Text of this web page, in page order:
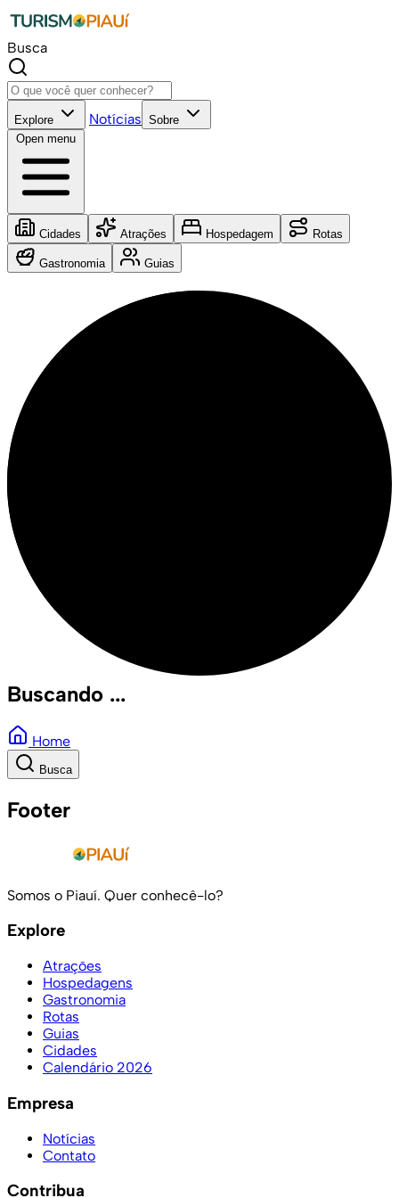
Busca
Explore Notícias Sobre
Open menu
Cidades Atrações Hospedagem Rotas
Gastronomia Guias
Buscando ...
Home
Busca
Footer
Somos o Piauí. Quer conhecê-lo?
Explore
Atrações
Hospedagens
Gastronomia
Rotas
Guias
Cidades
Calendário 2026
Empresa
Notícias
Contato
Contribua